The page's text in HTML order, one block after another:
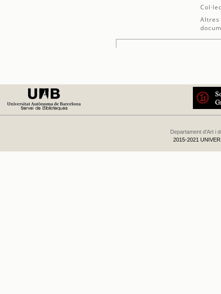
Altres
Departament d'Art i
2015-2021